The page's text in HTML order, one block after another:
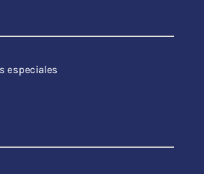
especiales